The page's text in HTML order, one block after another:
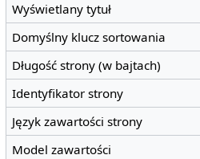
Wyświetlany tytuł
Domyślny klucz sortowania
Długość strony (w bajtach)
Identyfikator strony
Język zawartości strony
Model zawartości